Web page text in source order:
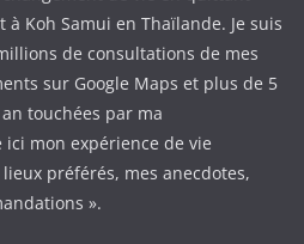
à Koh Samui en Thaïlande. Je suis
de consultations de mes
sur Google Maps et plus de 5
touchées par ma
mon expérience de vie
préférés, mes anecdotes,
».